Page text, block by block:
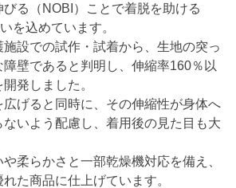
る（NOBI）ことで着脱を助ける
を込めています。
施設での試作・試着から、生地の突っ
壁であると判明し、伸縮率160％以
発しました。
げると同時に、その伸縮性が身体へ
いよう配慮し、着用後の見た目も大
柔らかさと一部乾燥機対応を備え、
た商品に仕上げています。